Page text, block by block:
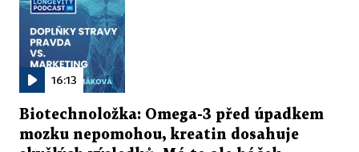
16:13
Biotechnoložka: Omega-3 před úpadkem
mozku nepomohou, kreatin dosahuje